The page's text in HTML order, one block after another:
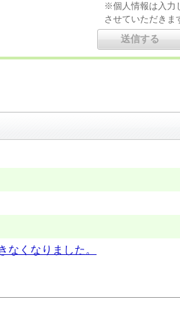
※個人情報は入力
させていただきま
なくなりました。